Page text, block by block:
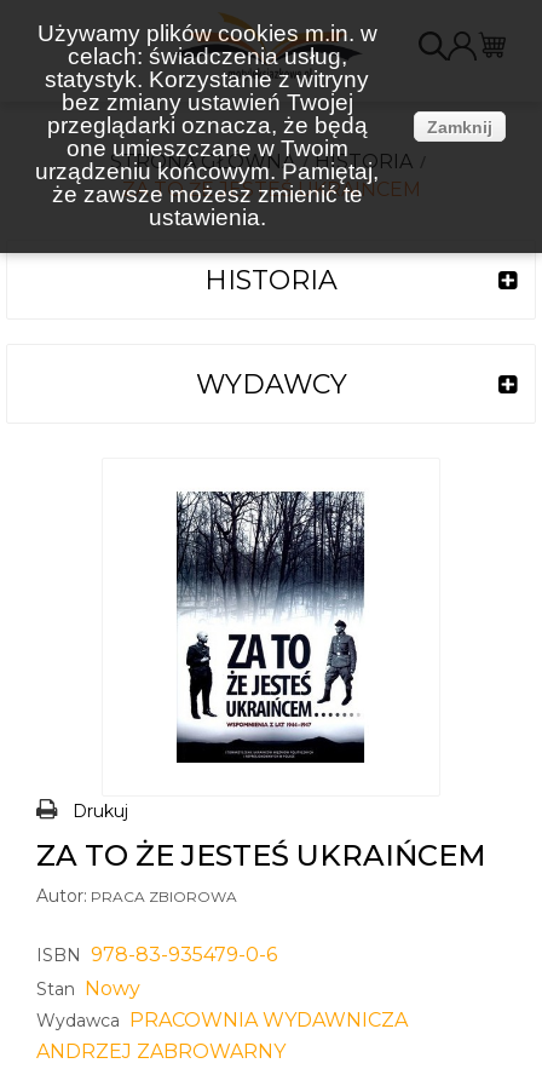
Używamy plików cookies m.in. w
celach: świadczenia usług,
statystyk. Korzystanie z witryny
bez zmiany ustawień Twojej
przeglądarki oznacza, że będą
one umieszczane w Twoim
urządzeniu końcowym. Pamiętaj,
że zawsze możesz zmienić te
ustawienia.
Zamknij
STRONA GŁÓWNA
HISTORIA
ZA TO ŻE JESTEŚ UKRAIŃCEM
HISTORIA
WYDAWCY
Drukuj
ZA TO ŻE JESTEŚ UKRAIŃCEM
Autor: PRACA ZBIOROWA
ISBN 978-83-935479-0-6
Stan Nowy
Wydawca PRACOWNIA WYDAWNICZA
ANDRZEJ ZABROWARNY